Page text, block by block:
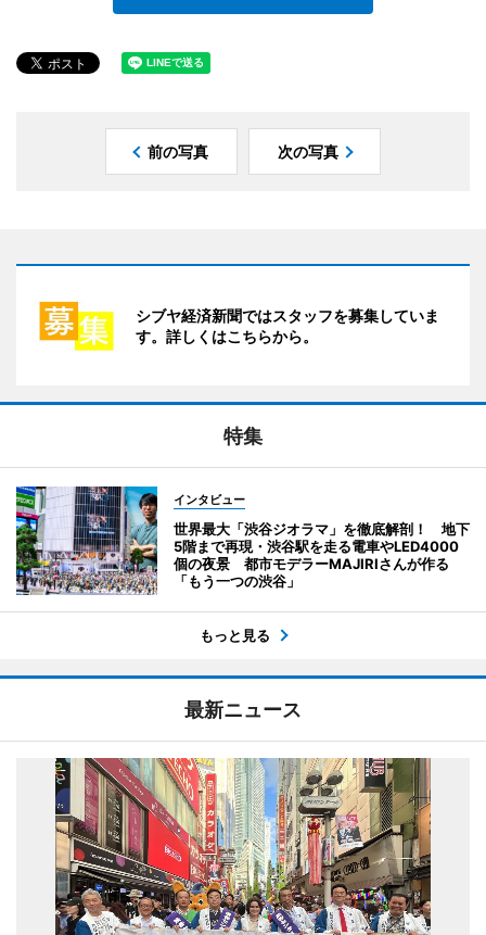
前の写真 次の写真
シブヤ経済新聞ではスタッフを募集していま
す。詳しくはこちらから。
特集
インタビュー
世界最大「渋谷ジオラマ」を徹底解剖！ 地下
5階まで再現・渋谷駅を走る電車やLED4000
個の夜景 都市モデラーMAJIRIさんが作る
「もう一つの渋谷」
もっと見る
最新ニュース